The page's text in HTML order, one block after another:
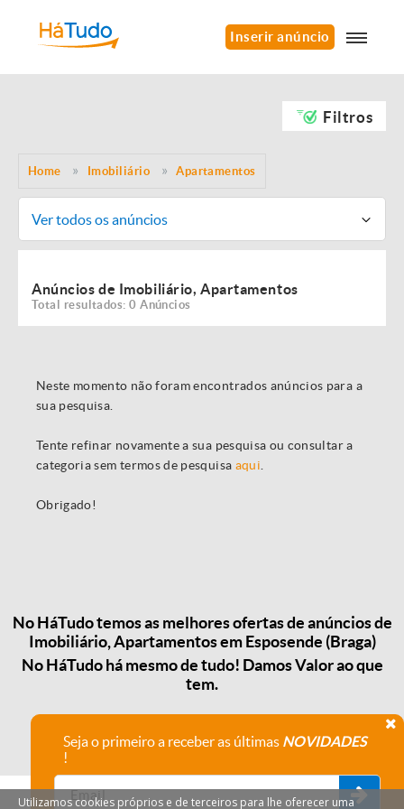
Inserir anúncio
Filtros
Home Imobiliário Apartamentos
Ver todos os anúncios
Anúncios de Imobiliário, Apartamentos
Total resultados: 0 Anúncios
Neste momento não foram encontrados anúncios para a
sua pesquisa.
Tente refinar novamente a sua pesquisa ou consultar a
categoria sem termos de pesquisa aqui
Obrigado!
No HáTudo temos as melhores ofertas de anúncios de
Imobiliário, Apartamentos em Esposende (Braga)
No HáTudo há mesmo de tudo! Damos Valor ao que
tem.
Seja o primeiro a receber as últimas NOVIDADES
!
Utilizamos cookies próprios e de terceiros para lhe oferecer uma